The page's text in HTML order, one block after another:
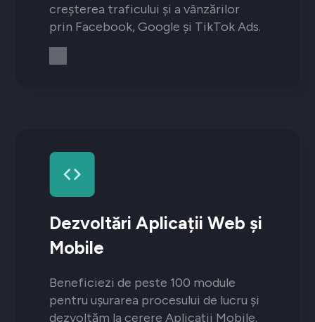
creșterea traficului și a vânzărilor
prin Facebook, Google și TikTok Ads.
Dezvoltări Aplicații Web și
Mobile
Beneficiezi de peste 100 module
pentru ușurarea procesului de lucru și
dezvoltăm la cerere Aplicații Mobile.